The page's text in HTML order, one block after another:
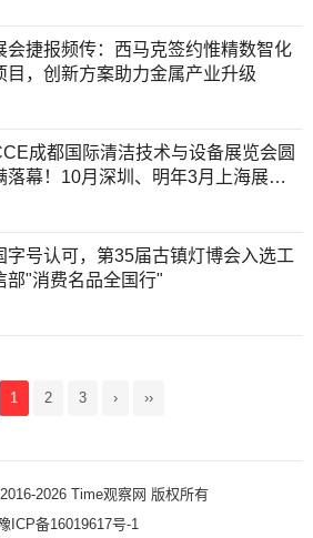
会捷报频传：西马克签约惟精数智化
目，创新方案助力金属产业升级
成都国际清洁技术与设备展览会圆
落幕！10月深圳、明年3月上海展位
字号认可，第35届古镇灯博会入选工
部"消费名品全国行"
1 2 3 › ››
2026 Time观察网 版权所有
ICP备16019617号-1